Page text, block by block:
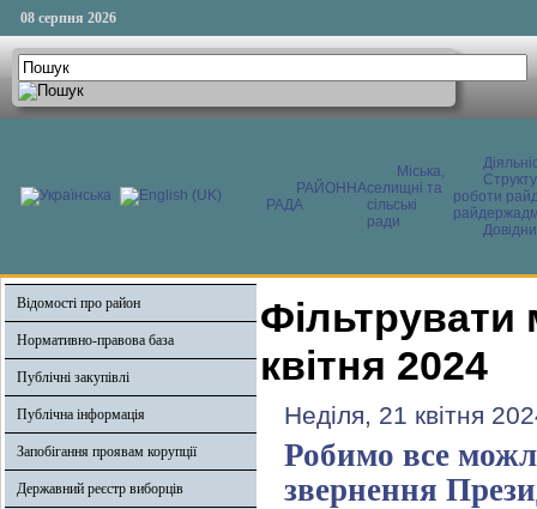
08 серпня 2026
РАЙОННА
РАДА
Міська,
селищні та
сільські
ради
роботи
Відомості про район
Нормативно-правова база
Публічні закупівлі
Публічна інформація
Запобігання проявам корупції
Державний реєстр виборців
Фільтрувати
квітня 2024
Неділя, 21 квітня
Робимо все
звернення